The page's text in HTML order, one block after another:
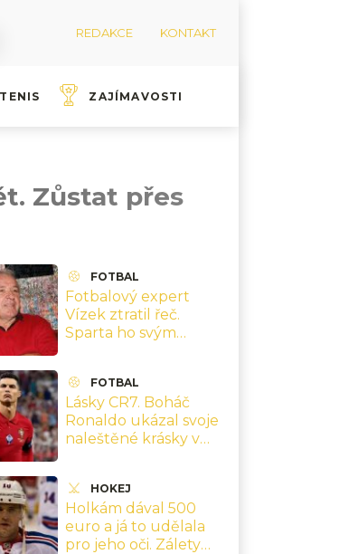
REDAKCE KONTAKT
TENIS ZAJÍMAVOSTI
Zůstat přes
FOTBAL
Fotbalový expert
Vízek ztratil řeč.
Sparta ho svým
FOTBAL
Lásky CR7. Boháč
Ronaldo ukázal svoje
naleštěné krásky v
HOKEJ
Holkám dával 500
euro a já to udělala
pro jeho oči. Zálety